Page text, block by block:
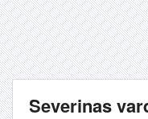
Severinas